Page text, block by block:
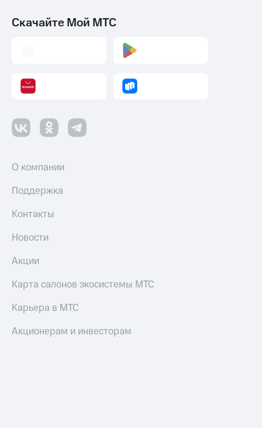
Скачайте Мой МТС
О компании
Поддержка
Контакты
Новости
Акции
Карта салонов экосистемы МТС
Карьера в МТС
Акционерам и инвесторам